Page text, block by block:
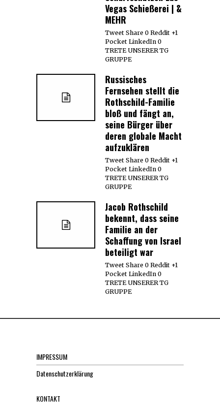
Vegas Schießerei | &
MEHR
Tweet Share 0 Reddit +1
Pocket LinkedIn 0
TRETE UNSERER TG
GRUPPE
Russisches
Fernsehen stellt die
Rothschild-Familie
bloß und fängt an,
seine Bürger über
deren globale Macht
aufzuklären
Tweet Share 0 Reddit +1
Pocket LinkedIn 0
TRETE UNSERER TG
GRUPPE
Jacob Rothschild
bekennt, dass seine
Familie an der
Schaffung von Israel
beteiligt war
Tweet Share 0 Reddit +1
Pocket LinkedIn 0
TRETE UNSERER TG
GRUPPE
IMPRESSUM
Datenschutzerklärung
KONTAKT